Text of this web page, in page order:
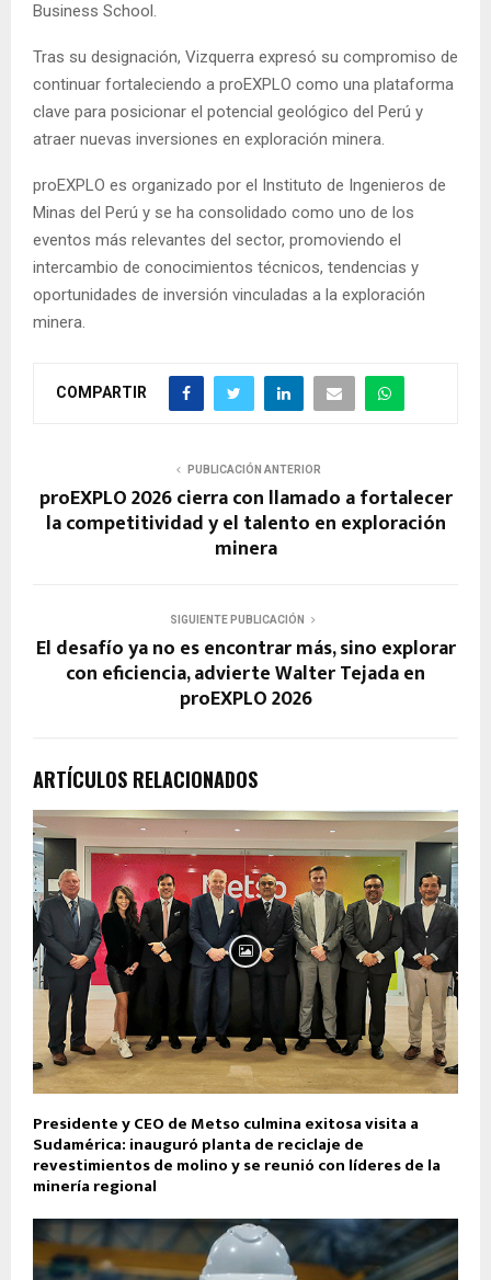
Business School.
Tras su designación, Vizquerra expresó su compromiso de
continuar fortaleciendo a proEXPLO como una plataforma
clave para posicionar el potencial geológico del Perú y
atraer nuevas inversiones en exploración minera.
proEXPLO es organizado por el Instituto de Ingenieros de
Minas del Perú y se ha consolidado como uno de los
eventos más relevantes del sector, promoviendo el
intercambio de conocimientos técnicos, tendencias y
oportunidades de inversión vinculadas a la exploración
minera.
COMPARTIR
PUBLICACIÓN ANTERIOR
proEXPLO 2026 cierra con llamado a fortalecer
la competitividad y el talento en exploración
minera
SIGUIENTE PUBLICACIÓN
El desafío ya no es encontrar más, sino explorar
con eficiencia, advierte Walter Tejada en
proEXPLO 2026
ARTÍCULOS RELACIONADOS
Presidente y CEO de Metso culmina exitosa visita a
Sudamérica: inauguró planta de reciclaje de
revestimientos de molino y se reunió con líderes de la
minería regional